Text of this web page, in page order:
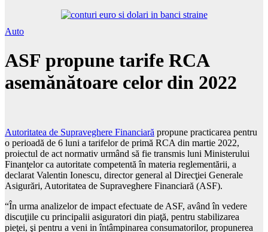
Auto
ASF propune tarife RCA
asemănătoare celor din 2022
Autoritatea de Supraveghere Financiară propune practicarea pentru
o perioadă de 6 luni a tarifelor de primă RCA din martie 2022,
proiectul de act normativ urmând să fie transmis luni Ministerului
Finanţelor ca autoritate competentă în materia reglementării, a
declarat Valentin Ionescu, director general al Direcţiei Generale
Asigurări, Autoritatea de Supraveghere Financiară (ASF).
“În urma analizelor de impact efectuate de ASF, având în vedere
discuţiile cu principalii asiguratori din piaţă, pentru stabilizarea
pieţei, şi pentru a veni in întâmpinarea consumatorilor, propunerea